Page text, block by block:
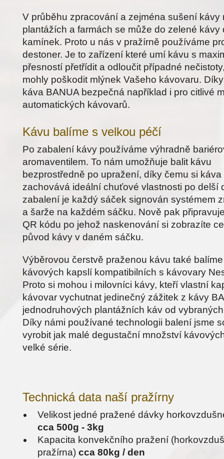
V průběhu zpracování a zejména sušení kávy
plantážích a farmách se může do zelené kávy
kamínek. Proto u nás v pražírně používáme
destoner. Je to zařízení které umí kávu s
přesností přetřídit a odloučit případné
mohly poškodit mlýnek Vašeho kávovaru.
káva BANUA bezpečná například i pro citlivé
automatických kávovarů.
Kávu balíme s velkou péčí
Po zabalení kávy používáme výhradně
aromaventilem. To nám umožňuje balit kávu
bezprostředně po upražení, díky čemu si káva
zachovává ideální chuťové vlastnosti po delší
zabalení je každý sáček signován systémem
a šarže na každém sáčku. Nově pak
QR kódu po jehož naskenování si zobrazíte
původ kávy v daném sáčku.
Výběrovou čerstvě praženou kávu také
kávových kapslí kompatibilních s kávovary
Proto si mohou i milovníci kávy, kteří vlastní
kávovar vychutnat jedinečný zážitek z kávy
jednodruhových plantážních káv od
Díky námi používané technologii balení jsme
vyrobit jak malé degustační množství
velké série.
Technická data naší pražírny
Velikost jedné pražené dávky
cca 500g - 3kg
Kapacita konvekčního pražení
pražírna) cca 80kg / den